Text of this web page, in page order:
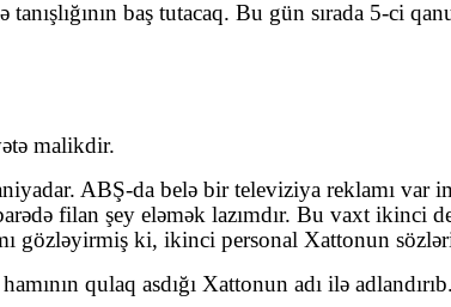
baş tutacaq. Bu gün sırada 5-ci
malikdir.
ABŞ-da belə bir televiziya reklamı var
filan şey eləmək lazımdır. Bu vaxt
gözləyirmiş ki, ikinci personal Xattonun
qulaq asdığı Xattonun adı ilə adlandırıb.